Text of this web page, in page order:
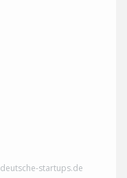
deutsche-startups.de